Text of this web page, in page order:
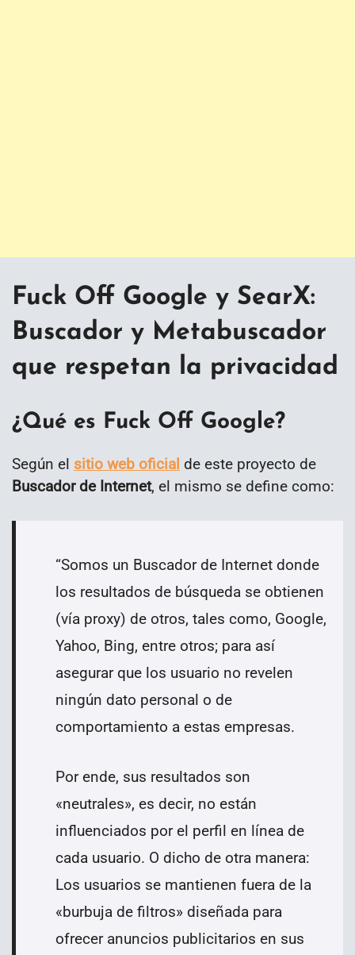
Fuck Off Google y SearX:
Buscador y Metabuscador
que respetan la privacidad
¿Qué es Fuck Off Google?
Según el sitio web oficial de este proyecto de
Buscador de Internet, el mismo se define como:
“Somos un Buscador de Internet donde
los resultados de búsqueda se obtienen
(vía proxy) de otros, tales como, Google,
Yahoo, Bing, entre otros; para así
asegurar que los usuario no revelen
ningún dato personal o de
comportamiento a estas empresas.
Por ende, sus resultados son
«neutrales», es decir, no están
influenciados por el perfil en línea de
cada usuario. O dicho de otra manera:
Los usuarios se mantienen fuera de la
«burbuja de filtros» diseñada para
ofrecer anuncios publicitarios en sus